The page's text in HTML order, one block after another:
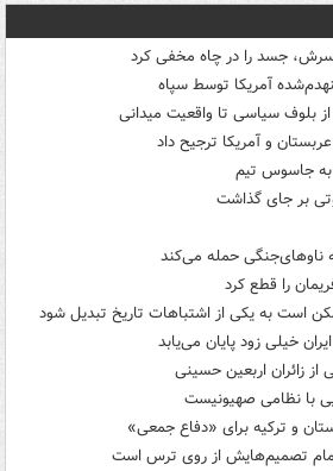
جسد را در چاه مخفی کرد
آمریکا توسط سپاه
بلوف سیاسی تا واقعیت میدانی
و آمریکا ترجیح داد
جاسوس تیم
را قطع کرد
است به یکی از اشتباهات تاریخ تبدیل شود
خیلی زود پایان می‌یابد
زائران اربعین حسینی
با نظامی صهیونیست
و ترکیه برای «دفاع جمعی»
تمام تصمیم‌هایش از روی ترس است